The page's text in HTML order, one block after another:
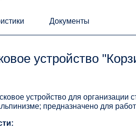
Документы
устройство
устройство для организации
предназначено для